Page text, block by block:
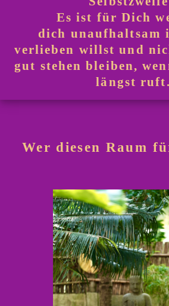
Es ist für Dich
dich unaufhaltsam
verlieben willst und
gut stehen bleiben,
längst ruft.
Wer diesen Raum